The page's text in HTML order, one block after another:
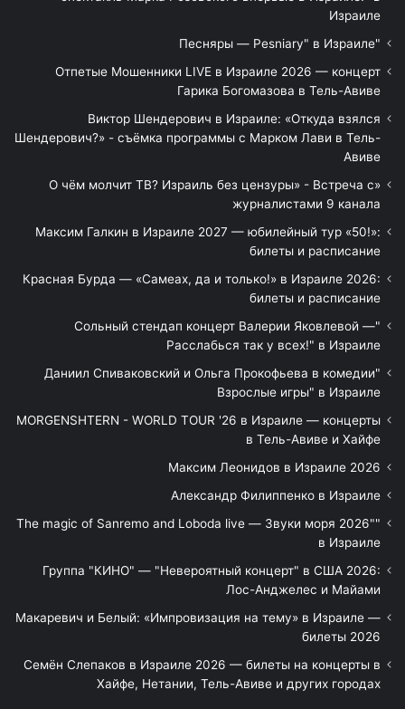
Израиле
"Песняры — Pesniary" в Израиле
Отпетые Мошенники LIVE в Израиле 2026 — концерт
Гарика Богомазова в Тель-Авиве
Виктор Шендерович в Израиле: «Откуда взялся
Шендерович?» - съёмка программы с Марком Лави в Тель-
Авиве
«О чём молчит ТВ? Израиль без цензуры» - Встреча с
журналистами 9 канала
Максим Галкин в Израиле 2027 — юбилейный тур «50!»:
билеты и расписание
Красная Бурда — «Самеах, да и только!» в Израиле 2026:
билеты и расписание
"Сольный стендап концерт Валерии Яковлевой —
Расслабься так у всех!" в Израиле
"Даниил Спиваковский и Ольга Прокофьева в комедии
Взрослые игры" в Израиле
MORGENSHTERN - WORLD TOUR '26 в Израиле — концерты
в Тель-Авиве и Хайфе
Максим Леонидов в Израиле 2026
Александр Филиппенко в Израиле
"The magic of Sanremo and Loboda live — Звуки моря 2026"
в Израиле
Группа "КИНО" — "Невероятный концерт" в США 2026:
Лос-Анджелес и Майами
Макаревич и Белый: «Импровизация на тему» в Израиле —
билеты 2026
Семён Слепаков в Израиле 2026 — билеты на концерты в
Хайфе, Нетании, Тель-Авиве и других городах